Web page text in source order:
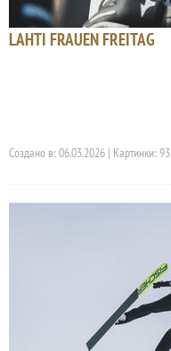
LAHTI FRAUEN FREITAG
Создано в: 06.03.2026 | Картинки: 93